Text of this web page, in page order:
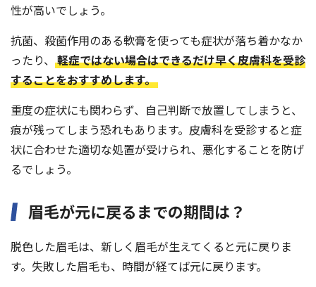
性が高いでしょう。
抗菌、殺菌作用のある軟膏を使っても症状が落ち着かなか
ったり、 軽症ではない場合はできるだけ早く皮膚科を受診
することをおすすめします。
重度の症状にも関わらず、自己判断で放置してしまうと、
痕が残ってしまう恐れもあります。皮膚科を受診すると症
状に合わせた適切な処置が受けられ、悪化することを防げ
るでしょう。
眉毛が元に戻るまでの期間は？
脱色した眉毛は、新しく眉毛が生えてくると元に戻りま
す。失敗した眉毛も、時間が経てば元に戻ります。